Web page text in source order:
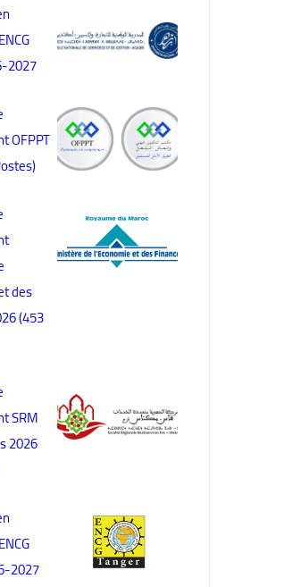
2027
OFPPT
des
(453
SRM
2026
2027